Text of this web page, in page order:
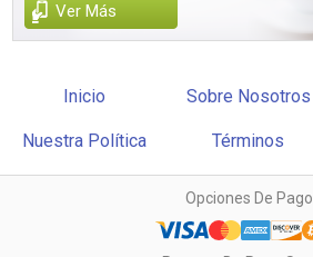
Ver Más
Inicio Sobre Nosotros
Nuestra Política Términos
Opciones De Pago